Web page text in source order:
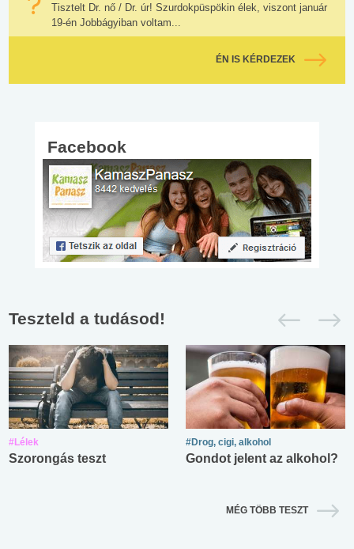
Tisztelt Dr. nő / Dr. úr! Szurdokpüspökin élek, viszont január
19-én Jobbágyiban voltam...
ÉN IS KÉRDEZEK
Facebook
Teszteld a tudásod!
#Lélek
Szorongás teszt
#Drog, cigi, alkohol
Gondot jelent az alkohol?
MÉG TÖBB TESZT